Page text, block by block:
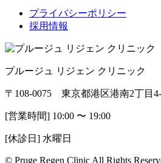
プライバシーポリシー
採用情報
プルージュ リジェン クリニック
〒108-0075 東京都港区港南2丁目
[営業時間] 10:00 〜 19:00
[休診日] 水曜日
© Pruge Regen Clinic All Rights